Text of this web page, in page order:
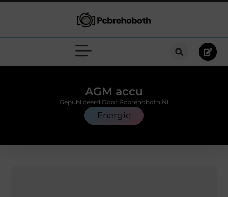
AGM accu
Energie
Gepubliceerd Door Pcbrehoboth.nl